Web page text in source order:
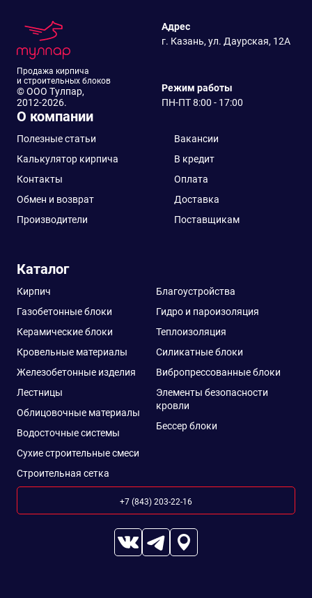
Продажа кирпича
и строительных блоков
© ООО Тулпар,
2012-2026.
Адрес
г. Казань, ул. Даурская, 12А
Режим работы
ПН-ПТ 8:00 - 17:00
О компании
Полезные статьи
Вакансии
Калькулятор кирпича
В кредит
Контакты
Оплата
Обмен и возврат
Доставка
Производители
Поставщикам
Каталог
Кирпич
Газобетонные блоки
Керамические блоки
Кровельные материалы
Железобетонные изделия
Лестницы
Облицовочные материалы
Водосточные системы
Сухие строительные смеси
Строительная сетка
Благоустройства
Гидро и пароизоляция
Теплоизоляция
Силикатные блоки
Вибропрессованные блоки
Элементы безопасности
кровли
Бессер блоки
+7 (843) 203-22-16